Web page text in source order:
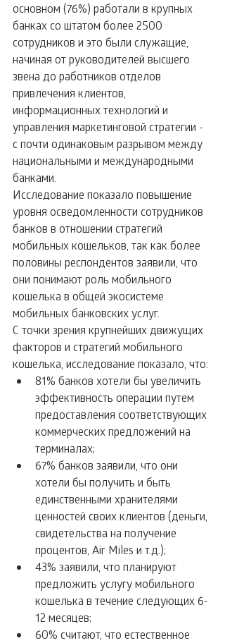
основном (76%) работали в крупных
банках со штатом более 2500
сотрудников и это были служащие,
начиная от руководителей высшего
звена до работников отделов
привлечения клиентов,
информационных технологий и
управления маркетинговой стратегии -
с почти одинаковым разрывом между
национальными и международными
банками.
Исследование показало повышение
уровня осведомленности сотрудников
банков в отношении стратегий
мобильных кошельков, так как более
половины респондентов заявили, что
они понимают роль мобильного
кошелька в общей экосистеме
мобильных банковских услуг.
С точки зрения крупнейших движущих
факторов и стратегий мобильного
кошелька, исследование показало, что:
81% банков хотели бы увеличить
эффективность операции путем
предоставления соответствующих
коммерческих предложений на
терминалах;
67% банков заявили, что они
хотели бы получить и быть
единственными хранителями
ценностей своих клиентов (деньги,
свидетельства на получение
процентов, Air Miles и т.д.);
43% заявили, что планируют
предложить услугу мобильного
кошелька в течение следующих 6-
12 месяцев;
60% считают, что естественное